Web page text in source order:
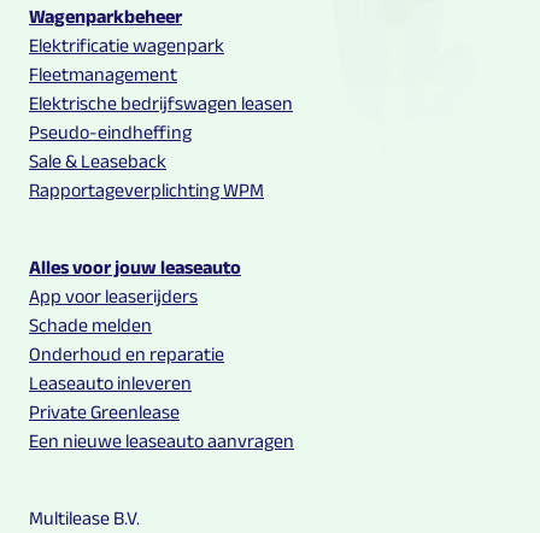
Wagenparkbeheer
Elektrificatie wagenpark
Fleetmanagement
Elektrische bedrijfswagen leasen
Pseudo-eindheffing
Sale & Leaseback
Rapportageverplichting WPM
Alles voor jouw leaseauto
App voor leaserijders
Schade melden
Onderhoud en reparatie
Leaseauto inleveren
Private Greenlease
Een nieuwe leaseauto aanvragen
Multilease B.V.